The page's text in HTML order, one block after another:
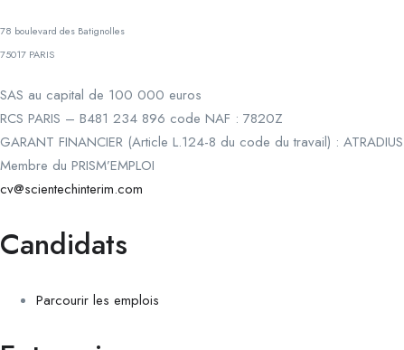
78 boulevard des Batignolles
75017 PARIS
SAS au capital de 100 000 euros
RCS PARIS – B481 234 896 code NAF : 7820Z
GARANT FINANCIER (Article L.124-8 du code du travail) :
Membre du PRISM’EMPLOI
cv@scientechinterim.com
Candidats
Parcourir les emplois